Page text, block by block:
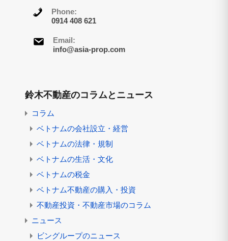
Phone:
0914 408 621
Email:
info@asia-prop.com
鈴木不動産のコラムとニュース
コラム
ベトナムの会社設立・経営
ベトナムの法律・規制
ベトナムの生活・文化
ベトナムの税金
ベトナム不動産の購入・投資
不動産投資・不動産市場のコラム
ニュース
ビングループのニュース